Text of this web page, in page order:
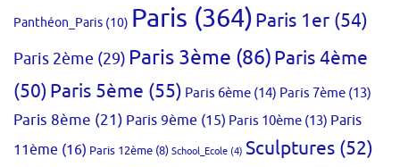
Panthéon_Paris (10) Paris (364)Paris 1er (54)
Paris 2ème (29) Paris 3ème (86)Paris 4ème
(50)Paris 5ème (55) Paris 6ème (14) Paris 7ème (13)
Paris 8ème (21) Paris 9ème (15) Paris 10ème (13) Paris
11ème (16) Paris 12ème (8) School_Ecole (4) Sculptures (52)